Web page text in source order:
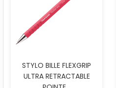
STYLO BILLE FLEXGRIP
ULTRA RETRACTABLE